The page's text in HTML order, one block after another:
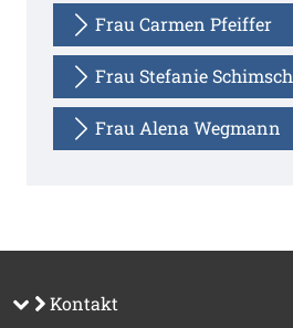
Frau Carmen Pfeiffer
Frau Stefanie
Frau Alena Wegmann
Kontakt